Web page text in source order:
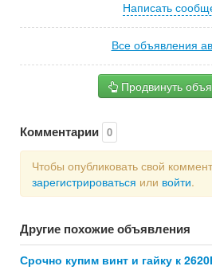
Написать
Все объявления
Продвинуть
Комментарии 0
Чтобы опубликовать свой
зарегистрироваться или войти.
Другие похожие объявления
Срочно купим винт и гайку к